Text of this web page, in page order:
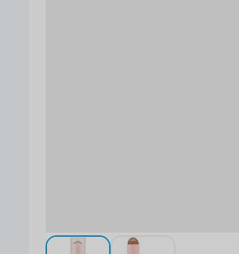
View larger image